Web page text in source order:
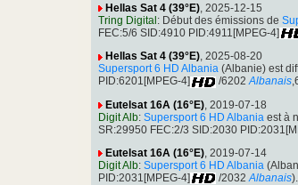
Hellas Sat 4 (39°E), 2025-12-15
Tring Digital : Début des émissions de
FEC:5/6 SID:4910 PID:4911[MPEG-4]
Hellas Sat 4 (39°E), 2025-08-20
Supersport 6 HD Albania (Albanie) est
PID:6201[MPEG-4]
/6202 Albanais
Eutelsat 16A (16°E) , 2019-07-18
Digit Alb: Supersport 6 HD Albania est à
SR:29950 FEC:2/3 SID:2030
Eutelsat 16A (16°E), 2019-07-14
Digit Alb: Supersport 6 HD Albania
PID:2031[MPEG-4]
/2032 Albanais).